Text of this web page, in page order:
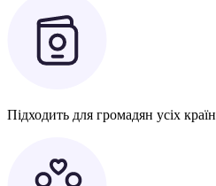
Підходить для громадян усіх країн